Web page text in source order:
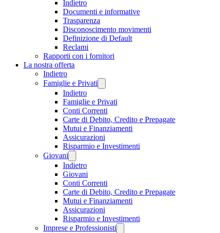
Indietro
Documenti e informative
Trasparenza
Disconoscimento movimenti
Definizione di Default
Reclami
Rapporti con i fornitori
La nostra offerta
Indietro
Famiglie e Privati
Indietro
Famiglie e Privati
Conti Correnti
Carte di Debito, Credito e Prepagate
Mutui e Finanziamenti
Assicurazioni
Risparmio e Investimenti
Giovani
Indietro
Giovani
Conti Correnti
Carte di Debito, Credito e Prepagate
Mutui e Finanziamenti
Assicurazioni
Risparmio e Investimenti
Imprese e Professionisti